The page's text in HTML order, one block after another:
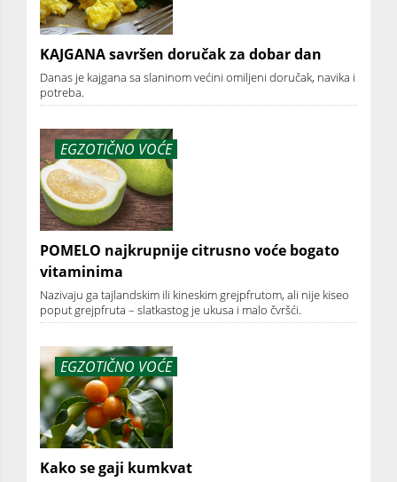
KAJGANA savršen doručak za dobar dan
Danas je kajgana sa slaninom većini omiljeni doručak, navika i
potreba.
EGZOTIČNO VOĆE
POMELO najkrupnije citrusno voće bogato
vitaminima
Nazivaju ga tajlandskim ili kineskim grejpfrutom, ali nije kiseo
poput grejpfruta – slatkastog je ukusa i malo čvršći.
EGZOTIČNO VOĆE
Kako se gaji kumkvat